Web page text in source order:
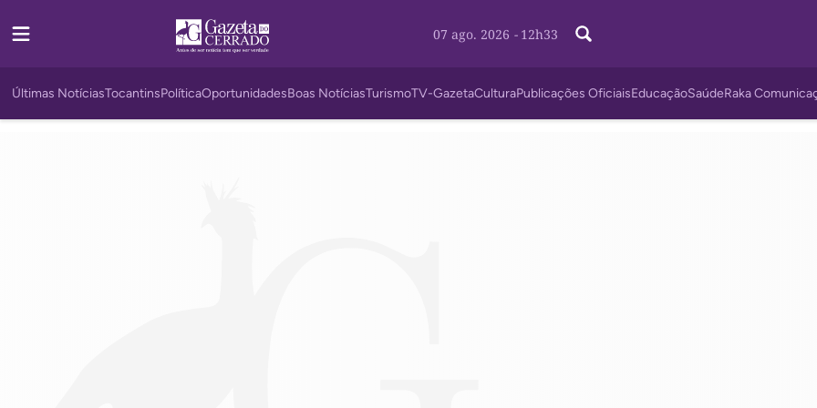
07 ago. 2026 - 12h34
Últimas NotíciasTocantinsPolíticaOportunidadesBoas NotíciasTurismoTV-GazetaCulturaPublicações OficiaisEducaçãoSaúdeRaka